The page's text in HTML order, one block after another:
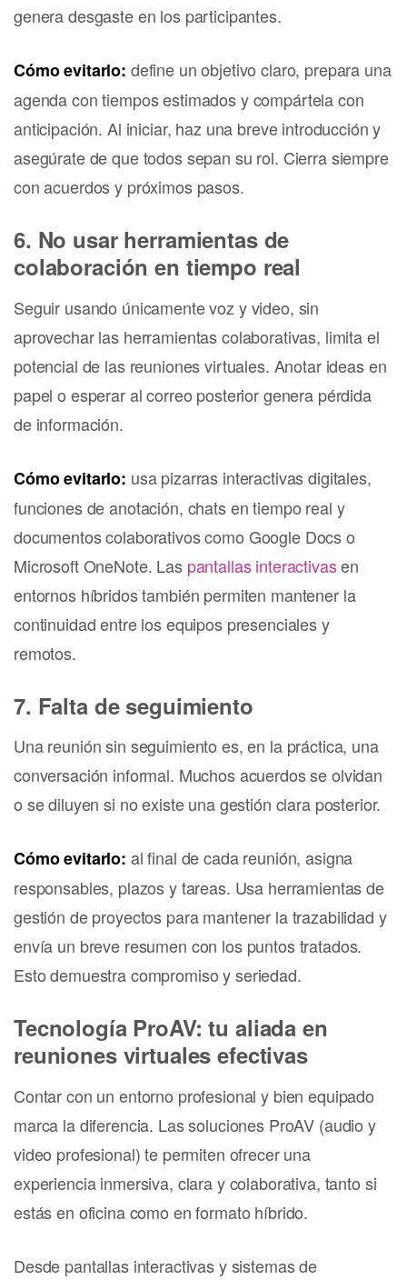
genera desgaste en los participantes.
Cómo evitarlo: define un objetivo claro, prepara una
agenda con tiempos estimados y compártela con
anticipación. Al iniciar, haz una breve introducción y
asegúrate de que todos sepan su rol. Cierra siempre
con acuerdos y próximos pasos.
6. No usar herramientas de
colaboración en tiempo real
Seguir usando únicamente voz y video, sin
aprovechar las herramientas colaborativas, limita el
potencial de las reuniones virtuales. Anotar ideas en
papel o esperar al correo posterior genera pérdida
de información.
Cómo evitarlo: usa pizarras interactivas digitales,
funciones de anotación, chats en tiempo real y
documentos colaborativos como Google Docs o
Microsoft OneNote. Las pantallas interactivasen
entornos híbridos también permiten mantener la
continuidad entre los equipos presenciales y
remotos.
7. Falta de seguimiento
Una reunión sin seguimiento es, en la práctica, una
conversación informal. Muchos acuerdos se olvidan
o se diluyen si no existe una gestión clara posterior.
Cómo evitarlo: al final de cada reunión, asigna
responsables, plazos y tareas. Usa herramientas de
gestión de proyectos para mantener la trazabilidad y
envía un breve resumen con los puntos tratados.
Esto demuestra compromiso y seriedad.
Tecnología ProAV: tu aliada en
reuniones virtuales efectivas
Contar con un entorno profesional y bien equipado
marca la diferencia. Las soluciones ProAV (audio y
video profesional) te permiten ofrecer una
experiencia inmersiva, clara y colaborativa, tanto si
estás en oficina como en formato híbrido.
Desde pantallas interactivas y sistemas de